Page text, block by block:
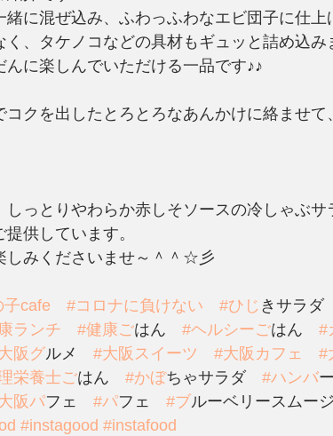
に混ぜ込み、ふわっふわなエビ団子に仕上
、タケノコなどの具材もギュッと詰め込み
に楽しんでいただける一品です♪♪
コクを出したとろとろなあんかけに絡ませ
しっとりやわらか赤しそソースの冷しゃぶサ
供しています。
しみくださいませ～＾＾☆彡
cafe #コロナに負けない #ひし ゙きサラダ
ランチ #健康ごはん #ヘルシーごはん #
阪グルメ #大阪スイーツ #大阪カフェ
#
栄養士ごはん #かぼちゃサラダ #ハンハ
阪パフェ #パフェ #フルーベリースムー
#instagood #instafood